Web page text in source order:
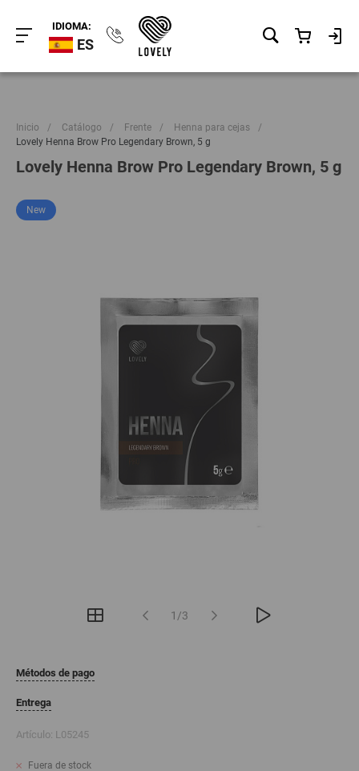
IDIOMA:
ES
Inicio / Catálogo / Frente / Henna para cejas
/
Lovely Henna Brow Pro Legendary Brown, 5 g
Lovely Henna Brow Pro Legendary Brown, 5 g
New
1/3
Métodos de pago
Entrega
Artículo: L05245
Fuera de stock